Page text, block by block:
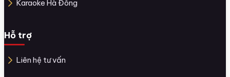
Karaoke Hà Đông
Hỗ trợ
Liên hệ tư vấn